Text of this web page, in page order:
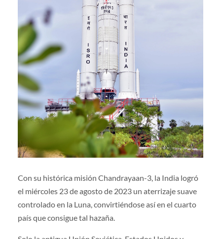
Con su histórica misión Chandrayaan-3, la India logró
el miércoles 23 de agosto de 2023 un aterrizaje suave
controlado en la Luna, convirtiéndose así en el cuarto
país que consigue tal hazaña.